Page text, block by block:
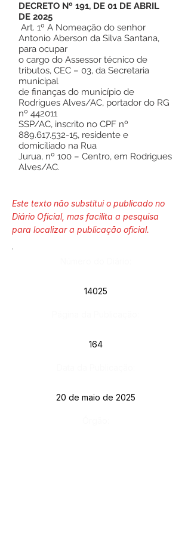
DECRETO Nº 191, DE 01 DE ABRIL
DE 2025
Art. 1º A Nomeação do senhor
Antonio Aberson da Silva Santana,
para ocupar
o cargo do Assessor técnico de
tributos, CEC – 03, da Secretaria
municipal
de finanças do município de
Rodrigues Alves/AC, portador do RG
nº 442011
SSP/AC, inscrito no CPF nº
889.617.532-15, residente e
domiciliado na Rua
Jurua, nº 100 – Centro, em Rodrigues
Alves/AC.
Este texto não substitui o publicado no
Diário Oficial, mas facilita a pesquisa
para localizar a publicação oficial.
14025
164
20 de maio de 2025